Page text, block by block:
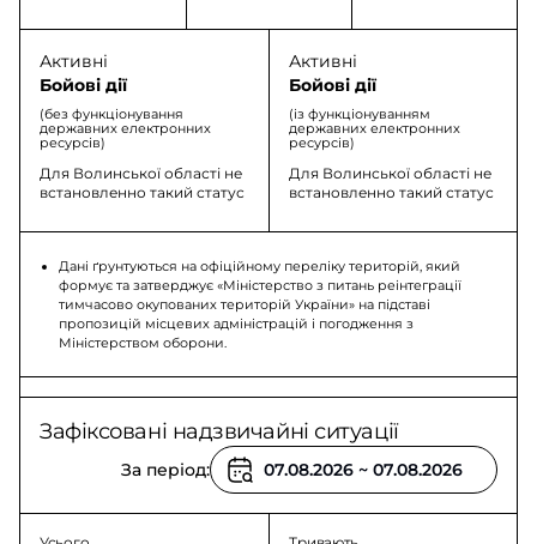
Активні
Бойові дії
(без функціонування
державних електронних
ресурсів)
Для Волинської області не
встановленно такий статус
Активні
Бойові дії
(із функціонуванням
державних електронних
ресурсів)
Для Волинської області не
встановленно такий статус
Дані ґрунтуються на офіційному переліку територій, який
формує та затверджує «Міністерство з питань реінтеграції
тимчасово окупованих територій України» на підставі
пропозицій місцевих адміністрацій і погодження з
Міністерством оборони.
Зафіксовані надзвичайні ситуації
За період: